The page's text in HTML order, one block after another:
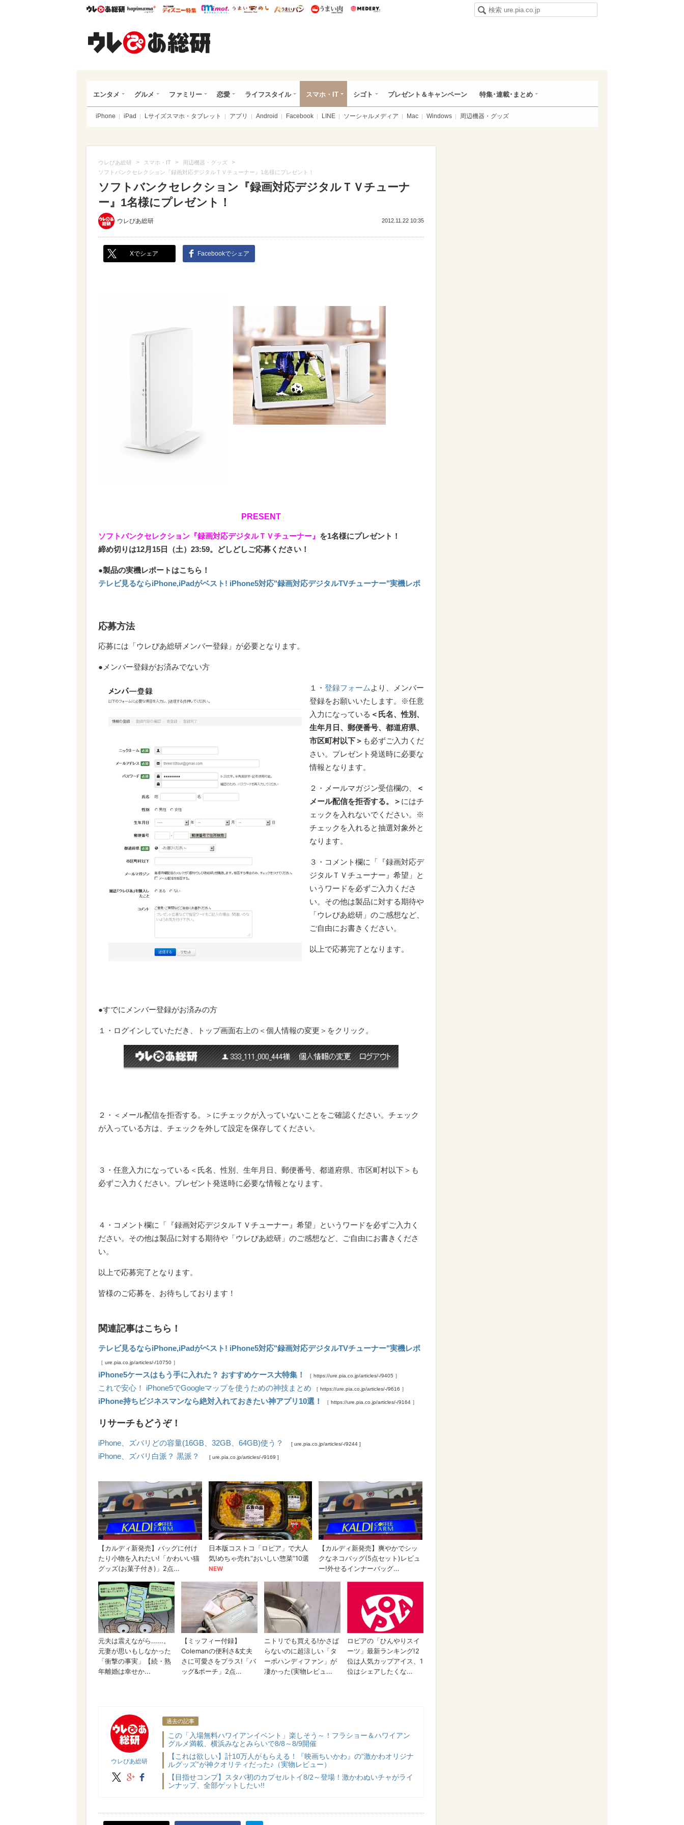
ウレぴあ総研ハピママ* ウレぴあ総研 ディズニー特集
mimot. うまいめし うまいパン うまい肉
エンタメ グルメ ファミリー 恋愛 ライフスタイル スマホ・IT シゴト プレゼント＆キャンペーン 特集･連載･まとめ
iPhone iPad Lサイズスマホ・タブレット アプリ Android Facebook LINE ソーシャルメディア Mac Windows 周辺機器・グッズ
ウレぴあ総研 > スマホ・IT > 周辺機器・グッズ >
ソフトバンクセレクション『録画対応デジタルＴＶチューナー』1名様にプレゼント！
ソフトバンクセレクション『録画対応デジタルＴＶチューナ
ー』1名様にプレゼント！
ウレぴあ総研 2012.11.22 10:35
Xでシェア Facebookでシェア
PRESENT
ソフトバンクセレクション 『録画対応デジタルＴＶチューナー』 を1名様にプレゼント！
締め切りは12月15日（土）23:59。どしどしご応募ください！
●製品の実機レポートはこちら！
テレビ見るならiPhone,iPadがベスト! iPhone5対応"録画対応デジタルTVチューナー"実機レポ
応募方法
応募には「ウレぴあ総研メンバー登録」が必要となります。
●メンバー登録がお済みでない方
１・ 登録フォーム より、メンバー
登録をお願いいたします。※任意
入力になっている ＜氏名、性別、
生年月日、郵便番号、都道府県、
市区町村以下＞ も必ずご入力くだ
さい。プレゼント発送時に必要な
情報となります。
２・メールマガジン受信欄の、
＜
メール配信を拒否する。
＞ にはチ
ェックを入れないでください。※
チェックを入れると抽選対象外と
なります。
３・コメント欄に「『録画対応デ
ジタルＴＶチューナー』希望」と
いうワードを必ずご入力くださ
い。その他は製品に対する期待や
「ウレぴあ総研」のご感想など、
ご自由にお書きください。
以上で応募完了となります。
●すでにメンバー登録がお済みの方
１・ログインしていただき、トップ画面右上の＜個人情報の変更＞をクリック。
２・＜ メール配信を拒否する。
＞にチェックが入っていないことをご確認ください。チェック
が入っている方は、チェックを外して設定を保存してください。
３・任意入力になっている＜氏名、性別、生年月日、郵便番号、都道府県、市区町村以下＞も
必ずご入力ください。プレゼント発送時に必要な情報となります。
４・コメント欄に「『録画対応デジタルＴＶチューナー』希望」というワードを必ずご入力く
ださい。その他は製品に対する期待や「ウレぴあ総研」のご感想など、ご自由にお書きくださ
い。
以上で応募完了となります。
皆様のご応募を、お待ちしております！
関連記事はこちら！
テレビ見るならiPhone,iPadがベスト! iPhone5対応"録画対応デジタルTVチューナー"実機レポ
［ ure.pia.co.jp/articles/-/10750 ］
iPhone5ケースはもう手に入れた？ おすすめケース大特集！ ［ https://ure.pia.co.jp/articles/-/9405 ］
これで安心！ iPhone5でGoogleマップを使うための神技まとめ ［ https://ure.pia.co.jp/articles/-/9616 ］
iPhone持ちビジネスマンなら絶対入れておきたい神アプリ10選！ ［ https://ure.pia.co.jp/articles/-/9164 ］
リサーチもどうぞ！
iPhone、ズバリどの容量(16GB、32GB、64GB)使う？ [ ure.pia.co.jp/articles/-/9244 ]
iPhone、ズバリ白派？ 黒派？ [ ure.pia.co.jp/articles/-/9169 ]
ウレぴあ総研
ウレぴあ総研
google+
過去の記事
この「入場無料ハワイアンイベント」楽しそう～！フラショー＆ハワイアン
グルメ満載、横浜みなとみらいで8/8～8/9開催
【これは欲しい】計10万人がもらえる！『映画ちいかわ』の“激かわオリジナ
ルグッズ”が神クオリティだった♪（実物レビュー）
【目指せコンプ】スタバ初のカプセルトイ8/2～登場！激かわぬいチャがライ
ンナップ、全部ゲットしたい!!